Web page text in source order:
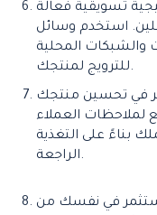
تسويقية فعالة
استخدم وسائل
والشبكات المحلية
للترويج لمنتجك.
في تحسين منتجك
لملاحظات العملاء
بناءً على التغذية
الراجعة.
في نفسك من